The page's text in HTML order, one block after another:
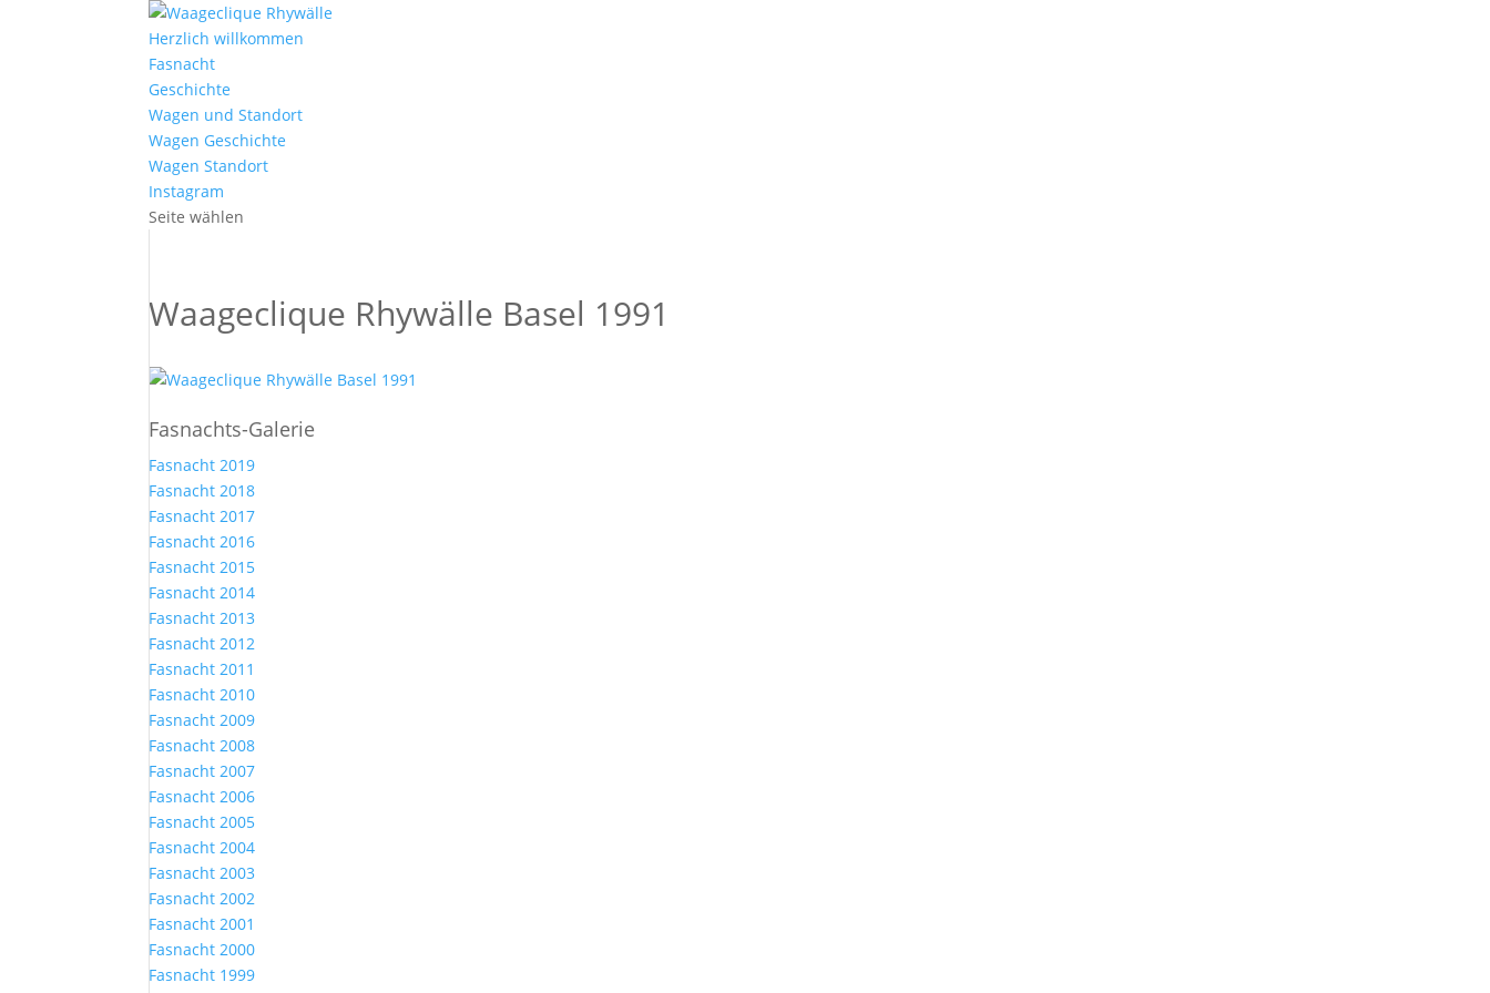
Herzlich willkommen
Fasnacht
Geschichte
Wagen und Standort
Wagen Geschichte
Wagen Standort
Instagram
Seite wählen
Waageclique Rhywälle Basel 1991
Fasnachts-Galerie
Fasnacht 2019
Fasnacht 2018
Fasnacht 2017
Fasnacht 2016
Fasnacht 2015
Fasnacht 2014
Fasnacht 2013
Fasnacht 2012
Fasnacht 2011
Fasnacht 2010
Fasnacht 2009
Fasnacht 2008
Fasnacht 2007
Fasnacht 2006
Fasnacht 2005
Fasnacht 2004
Fasnacht 2003
Fasnacht 2002
Fasnacht 2001
Fasnacht 2000
Fasnacht 1999